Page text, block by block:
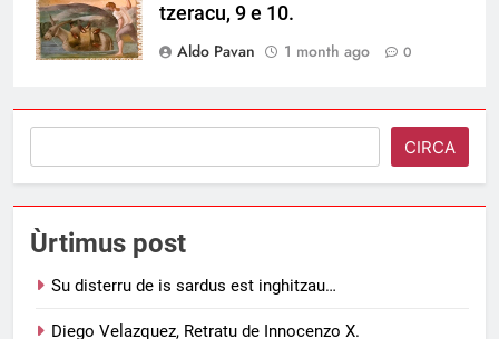
tzeracu, 9 e 10.
Aldo Pavan
1 month ago 0
CIRCA
Ùrtimus post
Su disterru de is sardus est inghitzau…
Diego Velazquez, Retratu de Innocenzo X.